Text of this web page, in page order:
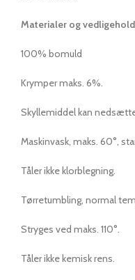
Materialer og
100% bomuld
Krymper maks. 6%.
Skyllemiddel kan
Maskinvask, maks. 60°,
Tåler ikke klorblegning.
Tørretumbling, normal
Stryges ved maks. 110°.
Tåler ikke kemisk rens.